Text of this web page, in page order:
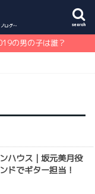
search
の男の子は誰？
ハウス｜坂元美月役
ドでギター担当！